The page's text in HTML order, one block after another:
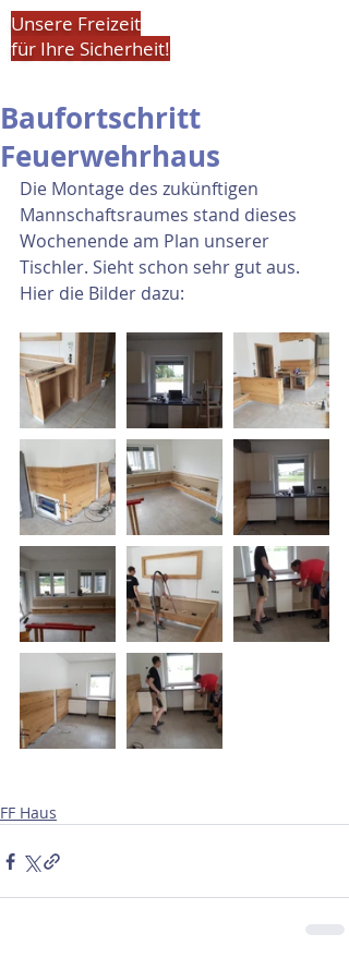
Unsere Freizeit
für Ihre Sicherheit!
Baufortschritt
Feuerwehrhaus
Die Montage des zukünftigen
Mannschaftsraumes stand dieses
Wochenende am Plan unserer
Tischler. Sieht schon sehr gut aus.
Hier die Bilder dazu:
FF Haus